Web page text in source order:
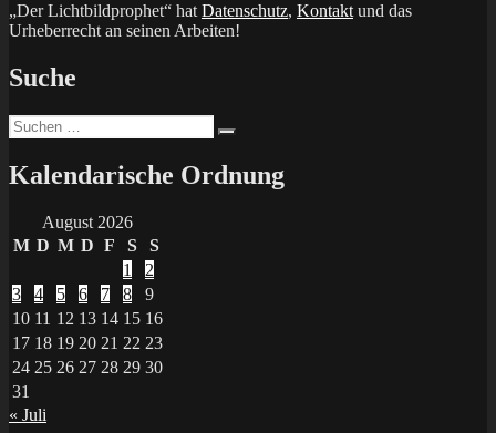
„Der Lichtbildprophet“ hat Datenschutz, Kontakt und das
Urheberrecht an seinen Arbeiten!
Suche
Suchen
nach:
Kalendarische Ordnung
August 2026
M D M D F S
S
1
2
3
4 5 6 7 8
9
10 11 12 13 14 15 16
17 18 19 20 21 22 23
24 25 26 27 28 29 30
31
« Juli